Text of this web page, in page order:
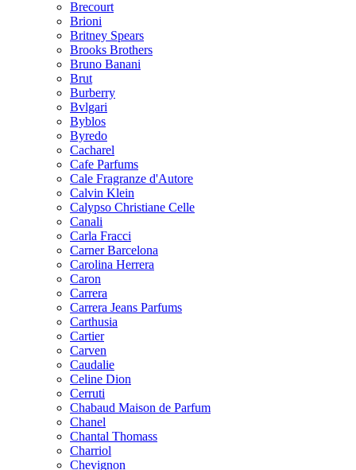
Brecourt
Brioni
Britney Spears
Brooks Brothers
Bruno Banani
Brut
Burberry
Bvlgari
Byblos
Byredo
Cacharel
Cafe Parfums
Cale Fragranze d'Autore
Calvin Klein
Calypso Christiane Celle
Canali
Carla Fracci
Carner Barcelona
Carolina Herrera
Caron
Carrera
Carrera Jeans Parfums
Carthusia
Cartier
Carven
Caudalie
Celine Dion
Cerruti
Chabaud Maison de Parfum
Chanel
Chantal Thomass
Charriol
Chevignon